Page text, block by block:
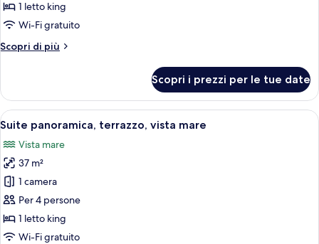
hammam,
mare
1 letto king
Wi-Fi gratuito
Scopri di più
Altri
Signature,
hammam,
vista
Scopri i prezzi per le tue date
Apri
tutte
le
foto
per
Suite
panoramica,
terrazzo,
Una camera da letto con una
4
Suite panoramica, terrazzo, vista mare
Vista mare
37 m²
1 camera
Per 4 persone
1 letto king
Wi-Fi gratuito